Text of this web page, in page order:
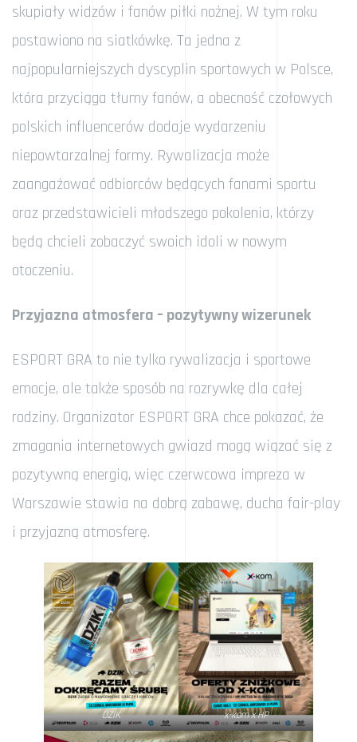
skupiały widzów i fanów piłki nożnej. W tym roku
postawiono na siatkówkę. Ta jedna z
najpopularniejszych dyscyplin sportowych w Polsce,
która przyciąga tłumy fanów, a obecność czołowych
polskich influencerów dodaje wydarzeniu
niepowtarzalnej formy. Rywalizacja może
zaangażować odbiorców będących fanami sportu
oraz przedstawicieli młodszego pokolenia, którzy
będą chcieli zobaczyć swoich idoli w nowym
otoczeniu.
Przyjazna atmosfera – pozytywny wizerunek
ESPORT GRA to nie tylko rywalizacja i sportowe
emocje, ale także sposób na rozrywkę dla całej
rodziny. Organizator ESPORT GRA chce pokazać, że
zmagania internetowych gwiazd mogą wiązać się z
pozytywną energią, więc czerwcowa impreza w
Warszawie stawia na dobrą zabawę, ducha fair-play
i przyjazną atmosferę.
DZIK x-kom x HP